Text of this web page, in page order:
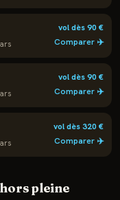
vol dès90€
Comparer ✈️
vol dès90€
Comparer ✈️
vol dès320€
Comparer ✈️
pleine